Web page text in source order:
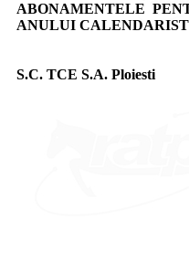
ABONAMENTELE
ANULUI
S.C. TCE S.A. Ploiesti